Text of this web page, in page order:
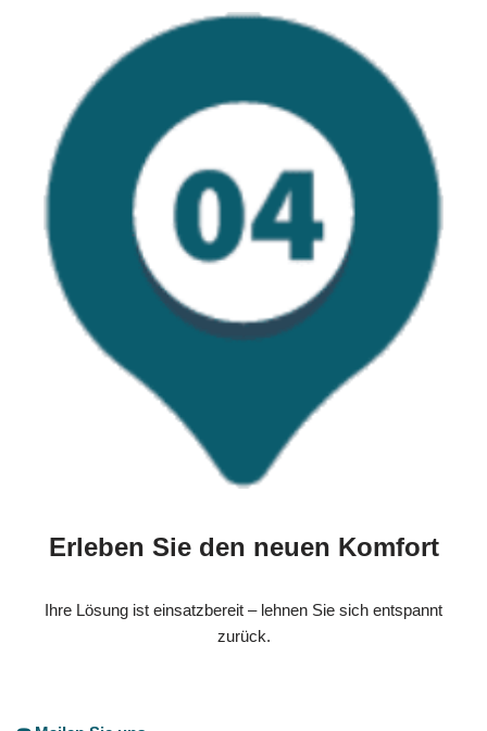
Erleben Sie den neuen Komfort
Ihre Lösung ist einsatzbereit – lehnen Sie sich entspannt
zurück.